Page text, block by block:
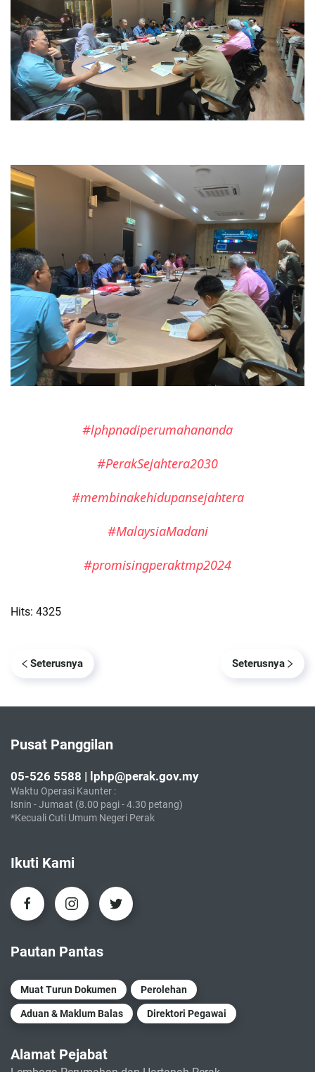
#lphpnadiperumahananda
#PerakSejahtera2030
#membinakehidupansejahtera
#MalaysiaMadani
#promisingperaktmp2024
Hits: 4325
Seterusnya Seterusnya
Pusat Panggilan
05-526 5588 | lphp@perak.gov.my
Waktu Operasi Kaunter :
Isnin - Jumaat (8.00 pagi - 4.30 petang)
*Kecuali Cuti Umum Negeri Perak
Ikuti Kami
Pautan Pantas
Muat Turun Dokumen Perolehan
Aduan & Maklum Balas Direktori Pegawai
Alamat Pejabat